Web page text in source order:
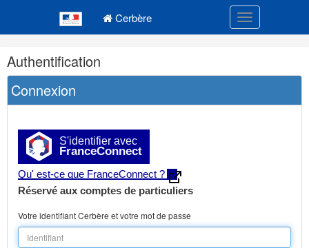
Cerbère Toggle
Navigation
et
outils
annexes
Authentification
Connexion
S'identifier avec
FranceConnect
Qu' est-ce que FranceConnect ?
Réservé aux comptes de particuliers
Votre identifiant Cerbère et votre mot de passe